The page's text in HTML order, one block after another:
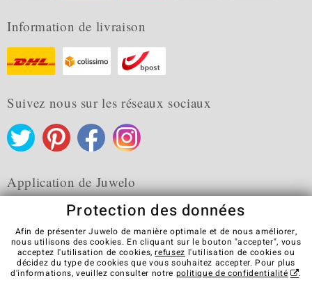
Information de livraison
Suivez nous sur les réseaux sociaux
Application de Juwelo
CGV Protection des données
Cookies
Mentions légales
Contact Révocation du contrat
Protection des données
Afin de présenter Juwelo de manière optimale et de nous améliorer,
nous utilisons des cookies. En cliquant sur le bouton "accepter", vous
acceptez l'utilisation de cookies,refusez l'utilisation de cookies ou
décidez du type de cookies que vous souhaitez accepter. Pour plus
d'informations, veuillez consulter notre politique de confidentialité .